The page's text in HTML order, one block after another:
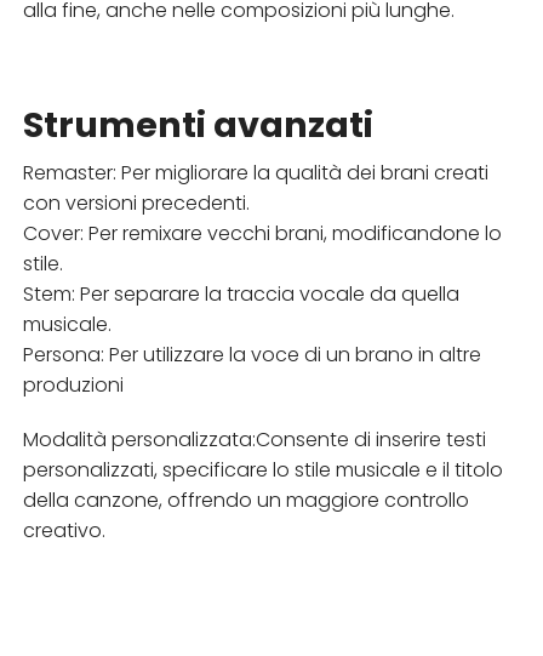
alla fine, anche nelle composizioni più lunghe.
Strumenti avanzati
Remaster: Per migliorare la qualità dei brani creati
con versioni precedenti.
Cover: Per remixare vecchi brani, modificandone lo
stile.
Stem: Per separare la traccia vocale da quella
musicale.
Persona: Per utilizzare la voce di un brano in altre
produzioni
Modalità personalizzata:Consente di inserire testi
personalizzati, specificare lo stile musicale e il titolo
della canzone, offrendo un maggiore controllo
creativo.